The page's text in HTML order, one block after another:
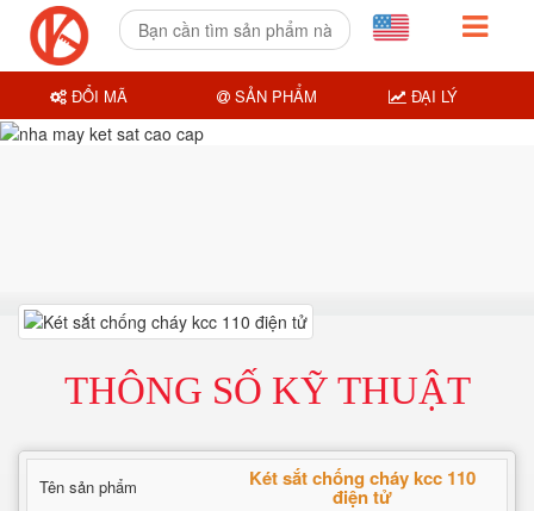
THÔNG SỐ KỸ THUẬT
Tên sản phẩm Két sắt chống cháy kcc 110
điện tử
ĐỔI MÃ SẢN PHẨM ĐẠI LÝ